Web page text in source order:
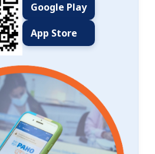
Google Play
App Store